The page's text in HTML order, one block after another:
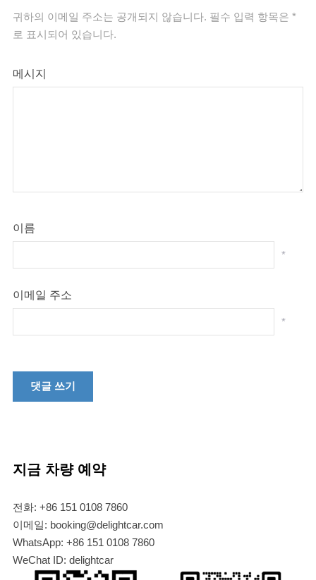
귀하의 이메일 주소는 공개되지 않습니다. 필수 입력 항목은 *
로 표시되어 있습니다.
메시지
이름
*
이메일 주소
*
지금 차량 예약
전화: +86 151 0108 7860
이메일: booking@delightcar.com
WhatsApp: +86 151 0108 7860
WeChat ID: delightcar